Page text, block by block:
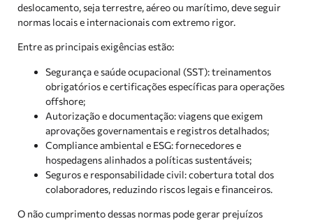
deslocamento, seja terrestre, aéreo ou marítimo, deve seguir
normas locais e internacionais com extremo rigor.
Entre as principais exigências estão:
Segurança e saúde ocupacional (SST): treinamentos
obrigatórios e certificações específicas para operações
offshore;
Autorização e documentação: viagens que exigem
aprovações governamentais e registros detalhados;
Compliance ambiental e ESG: fornecedores e
hospedagens alinhados a políticas sustentáveis;
Seguros e responsabilidade civil: cobertura total dos
colaboradores, reduzindo riscos legais e financeiros.
O não cumprimento dessas normas pode gerar prejuízos